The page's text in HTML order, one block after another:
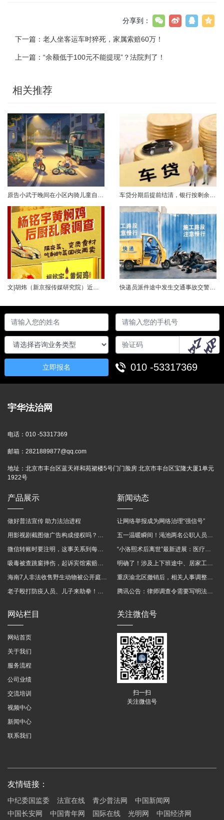
分享到：
下一篇： 老人坐客运车时猝死，家属索赔60万！
上一篇： “余额低于100元不能提现”？法院判了！
相关推荐
文|胡炜（新京报传媒研究院）近日，《经济参考报》的一篇关于婴幼儿纸尿裤的调查报道引爆舆论。涉事品牌、检测机构、行业协会先后发声，各方说法相互矛盾，公众焦虑情绪持续发酵。当事件陷入“罗生门”时，有一种声音悄然流传：媒体盯着问题不放，是在刻意挑刺，就是“找茬”。真是这样吗？中国行业报协会于6月23日公开发声，明确支持《经济参考报》的舆论监督行为，并呼吁社会各界支持媒体监督，推动行业规范与治理升级。 0...... 快递员派件途中发生交通事故交警部门认定全责公司赔付93万余元后一纸诉状向快递员全额追偿交通事故全责是否等同于法律上的重大过失用人单位赔付后能否向员工追偿基本案情快递员张某与某服务外包有限公司存在劳动关系。某日，张某派送快递途经施工路段，现场围挡占据大半道路，张某驾驶快递三轮车紧贴施工围挡行驶，在行驶过程中与对向驾驶二轮摩托车的罗某发生碰撞引发事故，致罗某、卢某受伤及车辆受损，卢某伤情严重。交警部门......
立即报名 010 -53317369
宇华法治网
电话： 010 -53317369
邮箱： 2821889877@qq.com
地址： 北京市丰台区蓝天祥和苑裙楼5号门门脸房 北京市丰台区宝隆大厦1单元
1922号
产品展示
做好普法宣传 助力法治进程
用影视剧截图做广告构成侵权吗？法院这样判
微信转账时要注明，这事关系到每个人……
吸毒被查跳窗摔伤，起诉宾馆索赔，法院这样判！
海南7人非法收售野生动物被公开庭审 涉案金额2100多万
老子殴打防疫人员、儿子来助拳！均被判刑
新闻动态
让网络举报成为网络治理“强信号”
五一温暖瞬间！渑池两名公职人员，路遇车祸挺身而出
“小洛熙术后离世”最新进展：医疗事故鉴定已启动
明确了！涉及上下班途中、居家工作等，这些情形可认定工伤→
重庆渝北区撤销后，相关人事调整再披露
腾讯公告：律师调查令需要写明法官手机号，2025年12月31日后施行
网站栏目
网站首页
关于我们
服务流程
公司业绩
交流培训
视频中心
新闻中心
联系我们
关注微信号
扫一扫
关注微信号
友情链接：
中纪委国监委 法宣在线 青少普法网
中国新闻网
中国长安网
中国青年网 国际在线 光明网 中国经济网